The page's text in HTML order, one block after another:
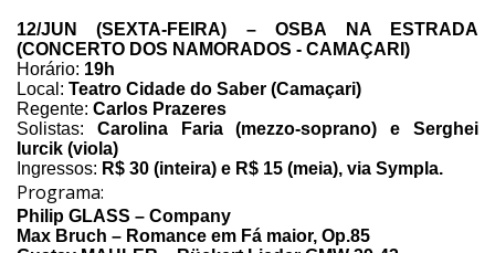
12/JUN (SEXTA-FEIRA) – OSBA NA ESTRADA
(CONCERTO DOS NAMORADOS - CAMAÇARI)
Horário: 19h
Local: Teatro Cidade do Saber (Camaçari)
Regente: Carlos Prazeres
Solistas: Carolina Faria (mezzo-soprano) e Serghei
Iurcik (viola)
Ingressos: R$ 30 (inteira) e R$ 15 (meia), via Sympla.
Programa:
Philip GLASS – Company
Max Bruch – Romance em Fá maior, Op.85